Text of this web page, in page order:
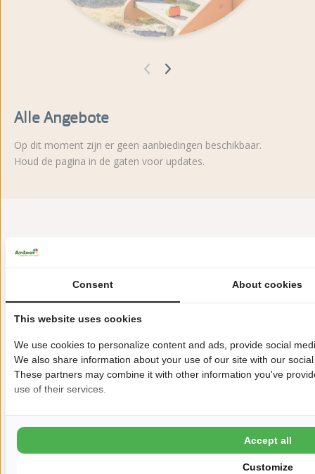
Alle Angebote
Op dit moment zijn er geen aanbiedingen beschikbaar.
Houd de pagina in de gaten voor updates.
Hoogenboomlaan 42
+31(0)111461414
julianahoeve@ardoer.com
Gastfreundlicher Familiencampingplatz
Consent About cookies
This website uses cookies
We use cookies to personalize content and ads, provide social
We also share information about your use of our site with our
These partners may combine it with other information you've
use of their services.
Customize
Accept all